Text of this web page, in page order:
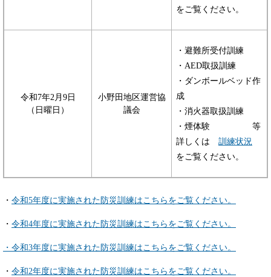
をご覧ください。
令和7年2月9日
（日曜日）
小野田地区運営協
議会
・避難所受付訓練
・AED取扱訓練
・ダンボールベッド作
成
​・消火器取扱訓練
・煙体験 等
詳しくは 訓練状況
をご覧ください。
・ 令和5年度に実施された防災訓練はこちらをご覧ください。
・ 令和4年度に実施された防災訓練はこちらをご覧ください。
・令和3年度に実施された防災訓練はこちらをご覧ください。
・ 令和2年度に実施された防災訓練はこちらをご覧ください。